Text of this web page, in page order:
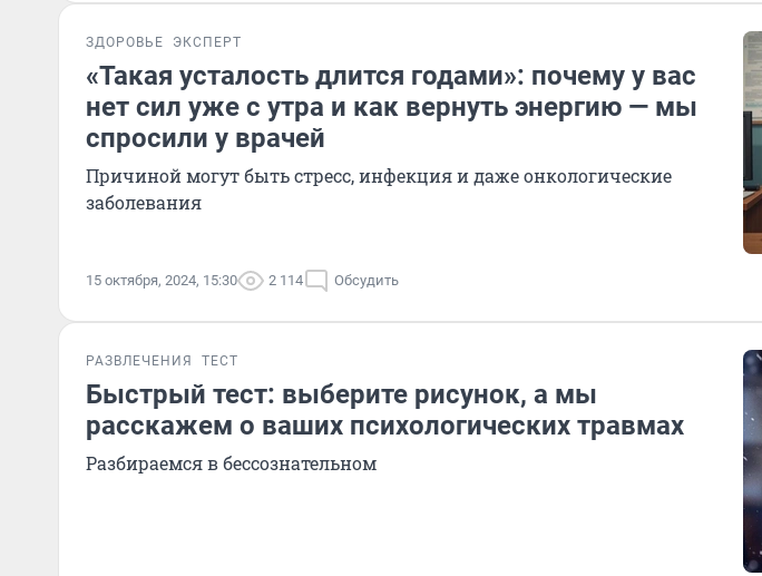
ЗДОРОВЬЕ ЭКСПЕРТ
«Такая усталость длится годами»: почему у вас
нет сил уже с утра и как вернуть энергию — мы
спросили у врачей
Причиной могут быть стресс, инфекция и даже онкологические
заболевания
15 октября, 2024, 15:30 2 114 Обсудить
РАЗВЛЕЧЕНИЯ ТЕСТ
Быстрый тест: выберите рисунок, а мы
расскажем о ваших психологических травмах
Разбираемся в бессознательном